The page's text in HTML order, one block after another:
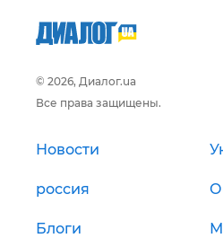
© 2026, Диалог.ua
Все права защищены.
Новости
россия
Блоги